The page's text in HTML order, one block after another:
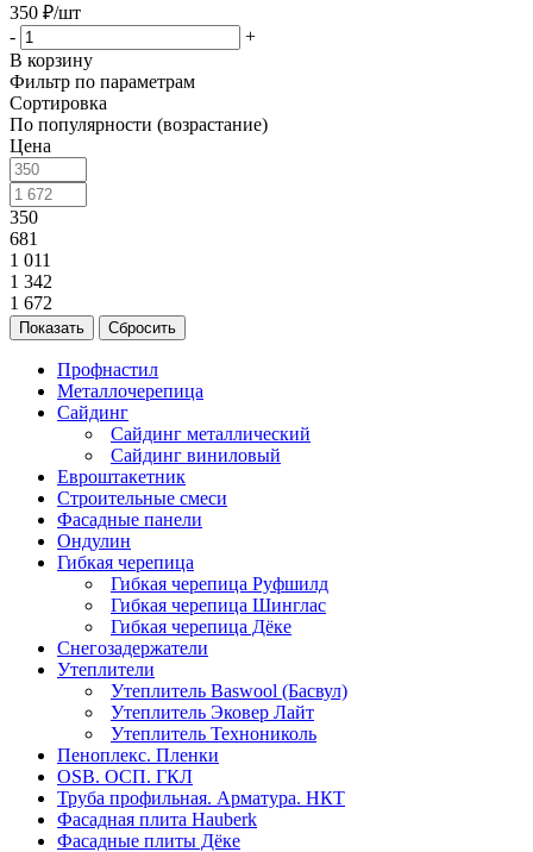
350 ₽/шт
-
+
В корзину
Фильтр по параметрам
Сортировка
По популярности (возрастание)
Цена
350
681
1 011
1 342
1 672
Сбросить
Профнастил
Металлочерепица
Сайдинг
Сайдинг металлический
Сайдинг виниловый
Евроштакетник
Строительные смеси
Фасадные панели
Ондулин
Гибкая черепица
Гибкая черепица Руфшилд
Гибкая черепица Шинглас
Гибкая черепица Дёке
Снегозадержатели
Утеплители
Утеплитель Baswool (Басвул)
Утеплитель Эковер Лайт
Утеплитель Технониколь
Пеноплекс. Пленки
OSB. ОСП. ГКЛ
Труба профильная. Арматура. НКТ
Фасадная плита Hauberk
Фасадные плиты Дёке